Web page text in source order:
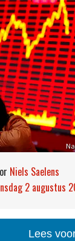
Niels Saelens
2 augustus
Lees